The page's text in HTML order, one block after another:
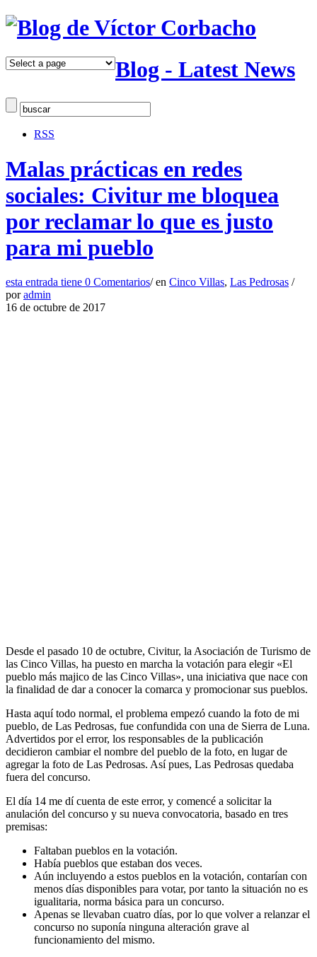
Blog - Latest News
RSS
Malas prácticas en redes
sociales: Civitur me bloquea
por reclamar lo que es justo
para mi pueblo
esta entrada tiene 0 Comentarios/ en Cinco Villas, Las Pedrosas /
poradmin
16 de octubre de 2017
Desde el pasado 10 de octubre, Civitur, la Asociación de Turismo de
las Cinco Villas, ha puesto en marcha la votación para elegir «El
pueblo más majico de las Cinco Villas», una iniciativa que nace con
la finalidad de dar a conocer la comarca y promocionar sus pueblos.
Hasta aquí todo normal, el problema empezó cuando la foto de mi
pueblo, de Las Pedrosas, fue confundida con una de Sierra de Luna.
Advertidos por el error, los responsables de la publicación
decidieron cambiar el nombre del pueblo de la foto, en lugar de
agregar la foto de Las Pedrosas. Así pues, Las Pedrosas quedaba
fuera del concurso.
El día 14 me dí cuenta de este error, y comencé a solicitar la
anulación del concurso y su nueva convocatoria, basado en tres
premisas:
Faltaban pueblos en la votación.
Había pueblos que estaban dos veces.
Aún incluyendo a estos pueblos en la votación, contarían con
menos días disponibles para votar, por tanto la situación no es
igualitaria, norma básica para un concurso.
Apenas se llevaban cuatro días, por lo que volver a relanzar el
concurso no suponía ninguna alteración grave al
funcionamiento del mismo.